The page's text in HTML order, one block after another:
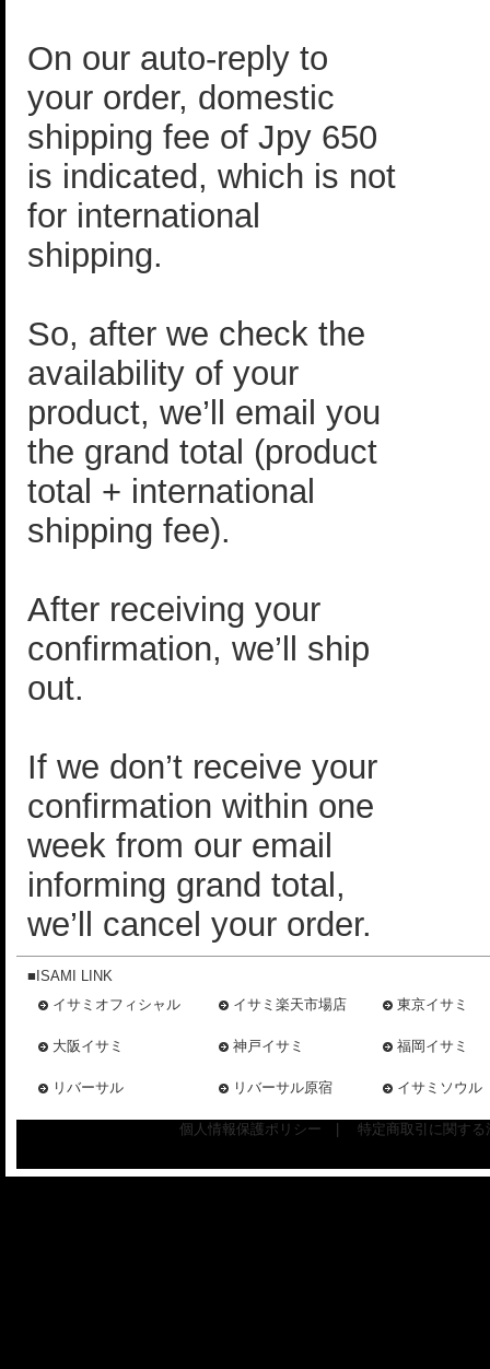
On our auto-reply to
your order, domestic
shipping fee of Jpy 650
is indicated, which is not
for international
shipping.
So, after we check the
availability of your
product, we’ll email you
the grand total (product
total + international
shipping fee).
After receiving your
confirmation, we’ll ship
out.
If we don’t receive your
confirmation within one
week from our email
informing grand total,
we’ll cancel your order.
■ISAMI LINK
イサミオフィシャル
イサミ楽天市場店 東京イサミ
大阪イサミ 神戸イサミ 福岡イサミ
リバーサル リバーサル原宿 イサミソウル
個人情報保護ポリシー 特定商取引に関す